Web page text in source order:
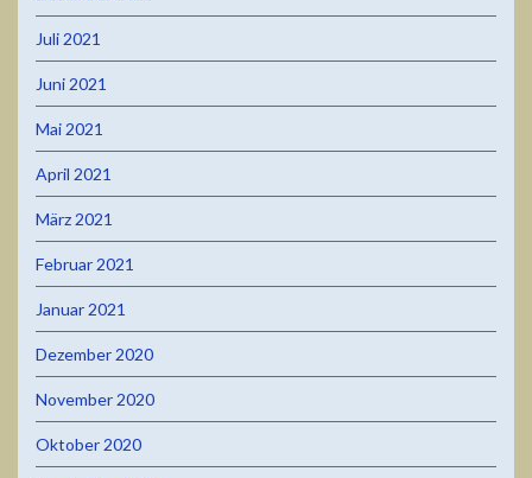
Juli 2021
Juni 2021
Mai 2021
April 2021
März 2021
Februar 2021
Januar 2021
Dezember 2020
November 2020
Oktober 2020